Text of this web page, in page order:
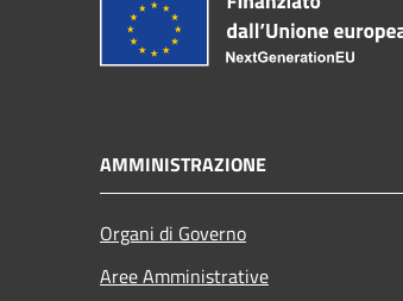
AMMINISTRAZIONE
Organi di Governo
Aree Amministrative